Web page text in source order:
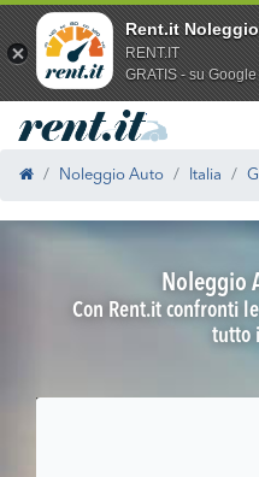
Rent.it
RENT.IT
GRATIS - su
Noleggio Auto Italia
Noleggio
Con Rent.it confronti
tutto